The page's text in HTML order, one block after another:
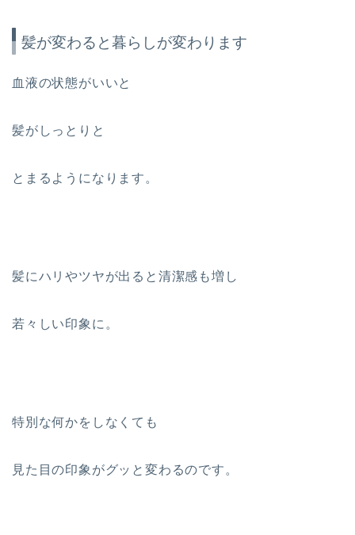
髪が変わると暮らしが変わります
血液の状態がいいと
髪がしっとりと
とまるようになります。
髪にハリやツヤが出ると清潔感も増し
若々しい印象に。
特別な何かをしなくても
見た目の印象がグッと変わるのです。